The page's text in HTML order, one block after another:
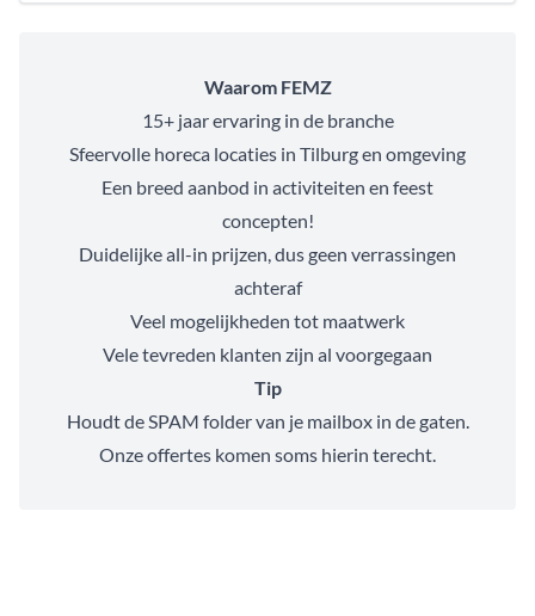
Waarom FEMZ
15+ jaar ervaring in de branche
Sfeervolle horeca locaties in Tilburg en omgeving
Een breed aanbod in activiteiten en feest
concepten!
Duidelijke all-in prijzen, dus geen verrassingen
achteraf
Veel mogelijkheden tot maatwerk
Vele tevreden klanten zijn al voorgegaan
Tip
Houdt de SPAM folder van je mailbox in de gaten.
Onze offertes komen soms hierin terecht.